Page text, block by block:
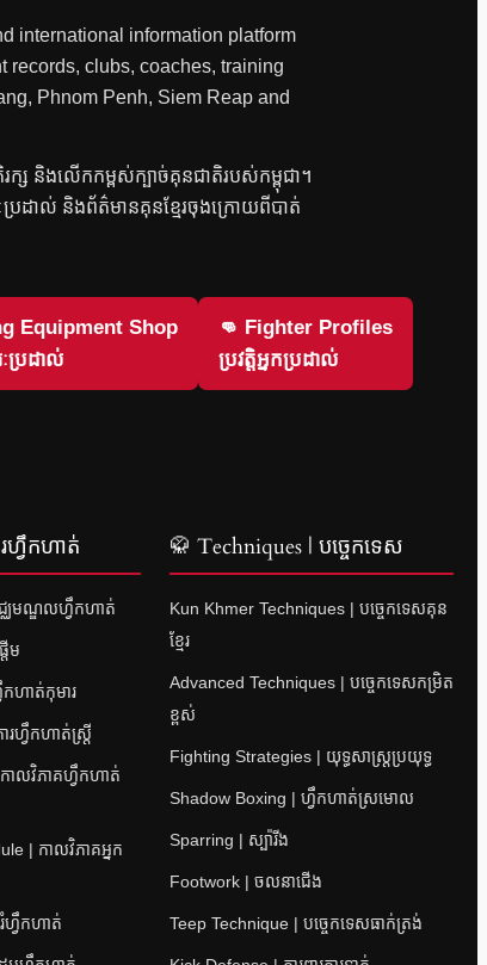
international information platform
records, clubs, coaches, training
Phnom Penh, Siem Reap and
រក្ស និងលើកកម្ពស់ក្បាច់គុនជាតិរបស់កម្ពុជា។
ប្រដាល់ និងព័ត៌មានគុនខ្មែរចុងក្រោយពីបាត់
Equipment Shop
ប្រដាល់
👊 Fighter Profiles
ប្រវត្តិអ្នកប្រដាល់
ហ្វឹកហាត់
ឈមណ្ឌលហ្វឹកហាត់
ម
កហាត់កុមារ
ហ្វឹកហាត់ស្ត្រី
ាលវិភាគហ្វឹកហាត់
| កាលវិភាគអ្នក
ហ្វឹកហាត់
🥋 Techniques | បច្ចេកទេស
Kun Khmer Techniques | បច្ចេកទេសគុន
ខ្មែរ
Advanced Techniques | បច្ចេកទេសកម្រិត
ខ្ពស់
Fighting Strategies | យុទ្ធសាស្ត្រប្រយុទ្ធ
Shadow Boxing | ហ្វឹកហាត់ស្រមោល
Sparring | ស្ប៉ារីង
Footwork | ចលនាជើង
Teep Technique | បច្ចេកទេសធាក់ត្រង់